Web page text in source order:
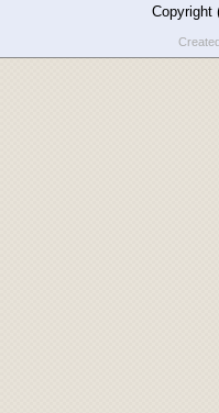
Copyright